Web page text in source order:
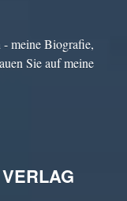
- meine Biografie,
Sie auf meine